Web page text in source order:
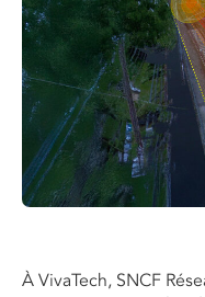
À VivaTech, SNCF